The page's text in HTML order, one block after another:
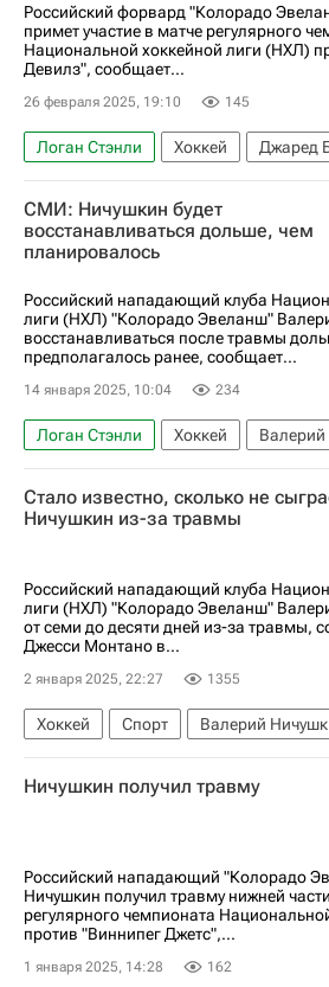
Российский форвард "Колорадо
примет участие в матче регулярного
Национальной хоккейной лиги (НХЛ)
Девилз", сообщает...
26 февраля 2025, 19:10 145
Логан Стэнли Хоккей
Джаред
Валерий Ничушкин
Нью-Джерси
Колорадо Эвеланш
Национальная хоккейная лига (НХЛ)
СМИ: Ничушкин будет
восстанавливаться дольше, чем
планировалось
Российский нападающий клуба
лиги (НХЛ) "Колорадо Эвеланш"
восстанавливаться после травмы
предполагалось ранее, сообщает...
14 января 2025, 10:04 234
Логан Стэнли Хоккей
Джаред Беднар
Колорадо
Национальная хоккейная лига (НХЛ)
Стало известно, сколько не
Ничушкин из-за травмы
Российский нападающий клуба
лиги (НХЛ) "Колорадо Эвеланш"
от семи до десяти дней из-за травмы,
Джесси Монтано в...
2 января 2025, 22:27 1355
Хоккей Спорт
Валерий
Колорадо Эвеланш
Национальная хоккейная лига (НХЛ)
Ничушкин получил травму
Российский нападающий "Колорадо
Ничушкин получил травму нижней
регулярного чемпионата
против "Виннипег Джетс",...
1 января 2025, 14:28 162